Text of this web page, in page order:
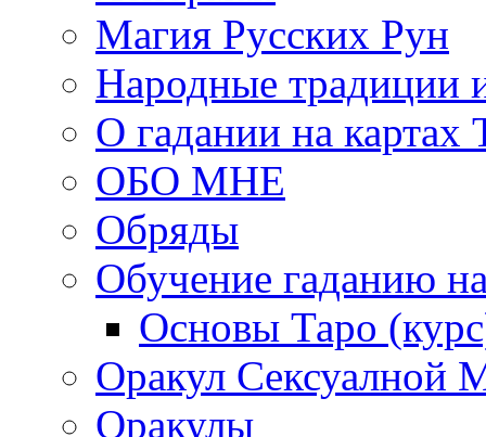
Магия Русских Рун
Народные традиции
О гадании на картах
ОБО МНЕ
Обряды
Обучение гаданию
Основы Таро
Оракул Сексуалной
Оракулы